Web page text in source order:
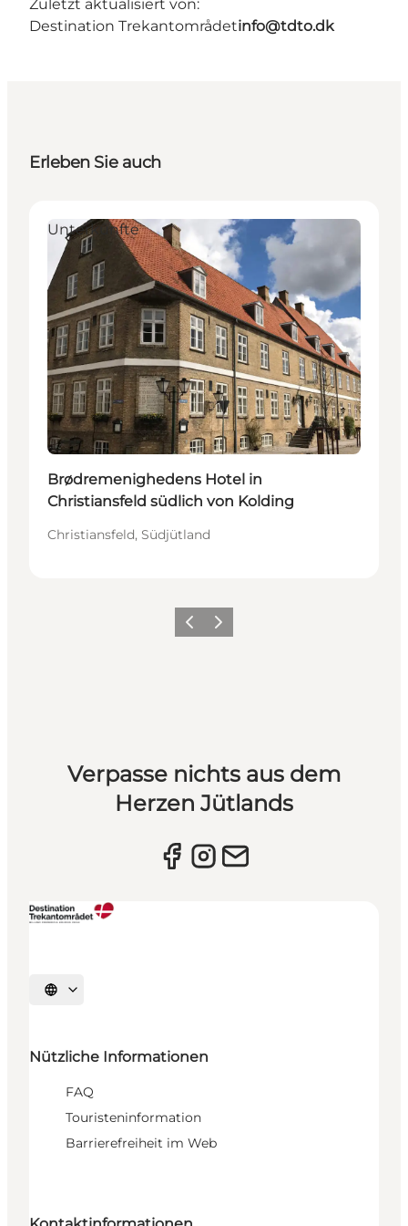
Zuletzt aktualisiert von:
Destination Trekantområdetinfo@tdto.dk
Erleben Sie auch
Unterkünfte
Brødremenighedens Hotel in
Christiansfeld südlich von Kolding
Christiansfeld, Südjütland
Vorherige Folie
Nächste Folie
Verpasse nichts aus dem
Herzen Jütlands
Sprache auswählen
Nützliche Informationen
FAQ
Touristeninformation
Barrierefreiheit im Web